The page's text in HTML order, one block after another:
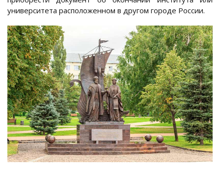
университета расположенном в другом городе России.